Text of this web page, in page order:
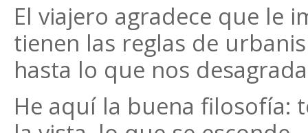
El viajero agradece que le
tienen las reglas de
hasta lo que nos
He aquí la buena filosofía: